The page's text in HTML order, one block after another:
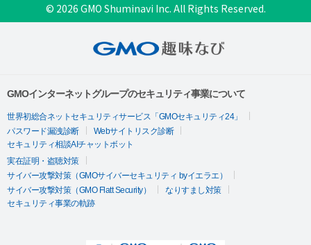
© 2026 GMO Shuminavi Inc. All Rights Reserved.